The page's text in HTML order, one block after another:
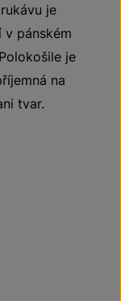
je
v pánském
je
na
tvar.